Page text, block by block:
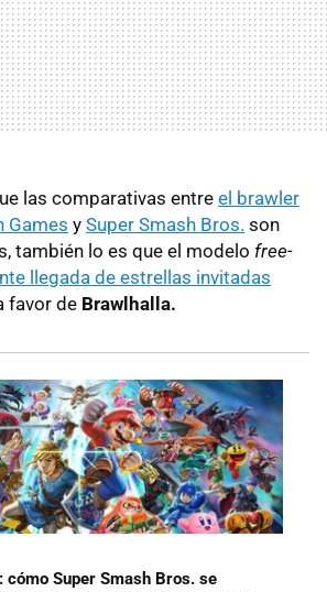
las comparativas entre el brawler
Games y Super Smash Bros. son
también lo es que el modelo free-
llegada de estrellas invitadas
favor de Brawlhalla.
cómo Super Smash Bros. se